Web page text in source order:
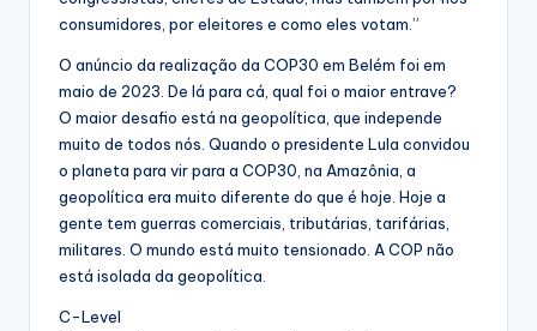
consumidores, por eleitores e como eles votam.”
O anúncio da realização da COP30 em Belém foi em
maio de 2023. De lá para cá, qual foi o maior entrave?
O maior desafio está na geopolítica, que independe
muito de todos nós. Quando o presidente Lula convidou
o planeta para vir para a COP30, na Amazônia, a
geopolítica era muito diferente do que é hoje. Hoje a
gente tem guerras comerciais, tributárias, tarifárias,
militares. O mundo está muito tensionado. A COP não
está isolada da geopolítica.
C-Level